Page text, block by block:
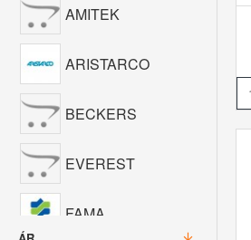
AMITEK
ARISTARCO
BECKERS
EVEREST
FAMA